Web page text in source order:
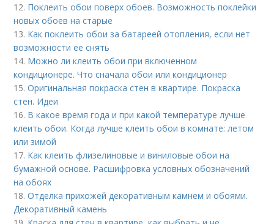
12. Поклеить обои поверх обоев. Возможность поклейки
новых обоев на старые
13. Как поклеить обои за батареей отопления, если нет
возможности ее снять
14. Можно ли клеить обои при включенном
кондиционере. Что сначала обои или кондиционер
15.Оригинальная покраска стен в квартире. Покраска
стен. Идеи
16. В какое время года и при какой температуре лучше
клеить обои. Когда лучше клеить обои в комнате: летом
или зимой
17. Как клеить флизелиновые и виниловые обои на
бумажной основе. Расшифровка условных обозначений
на обоях
18.Отделка прихожей декоративным камнем и обоями.
Декоративный камень